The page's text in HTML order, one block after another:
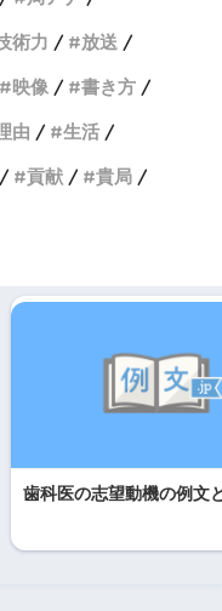
術力
放送
映像
書き方
由
生活
貢献
貴局
歯科医の志望動機の例文